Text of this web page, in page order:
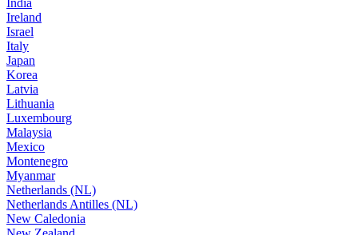
Ireland
Israel
Italy
Japan
Korea
Latvia
Lithuania
Luxembourg
Malaysia
Mexico
Montenegro
Myanmar
Netherlands (NL)
Netherlands Antilles (NL)
New Caledonia